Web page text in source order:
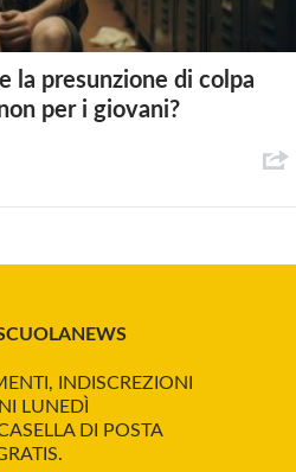
la presunzione di colpa
per i giovani?
INDISCREZIONI
LUNEDÌ
DI POSTA